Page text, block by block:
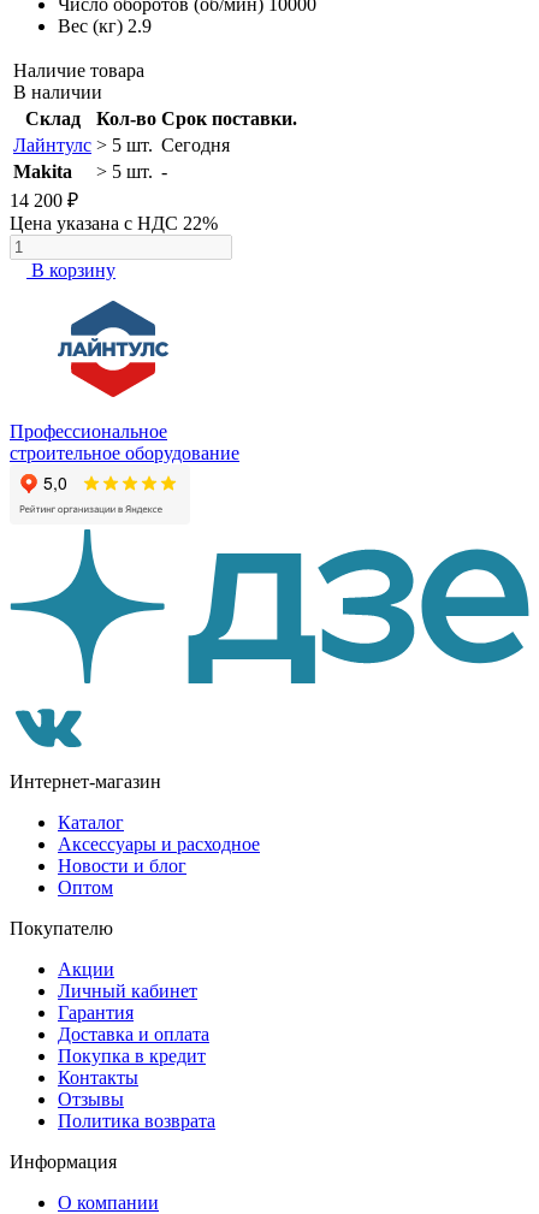
Вес (кг) 2.9
Наличие товара
В наличии
Склад
Кол-во Срок поставки.
Лайнтулс > 5 шт. Сегодня
Makita
> 5 шт. -
14 200 ₽
Цена указана с НДС 22%
В корзину
Профессиональное
строительное оборудование
Интернет-магазин
Каталог
Аксессуары и расходное
Новости и блог
Оптом
Покупателю
Акции
Личный кабинет
Гарантия
Доставка и оплата
Покупка в кредит
Контакты
Отзывы
Политика возврата
Информация
О компании